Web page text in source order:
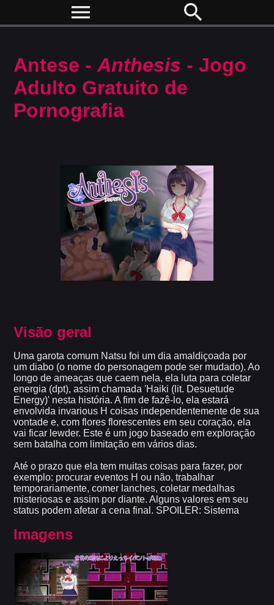
menu search
Antese -Anthesis - Jogo
Adulto Gratuito de
Pornografia
Visão geral
Uma garota comum Natsu foi um dia amaldiçoada por
um diabo (o nome do personagem pode ser mudado). Ao
longo de ameaças que caem nela, ela luta para coletar
energia (dpt), assim chamada 'Haiki (lit. Desuetude
Energy)' nesta história. A fim de fazê-lo, ela estará
envolvida invarious H coisas independentemente de sua
vontade e, com flores florescentes em seu coração, ela
vai ficar lewder. Este é um jogo baseado em exploração
sem batalha com limitação em vários dias.
Até o prazo que ela tem muitas coisas para fazer, por
exemplo: procurar eventos H ou não, trabalhar
temporariamente, comer lanches, coletar medalhas
misteriosas e assim por diante. Alguns valores em seu
status podem afetar a cena final. SPOILER: Sistema
Imagens